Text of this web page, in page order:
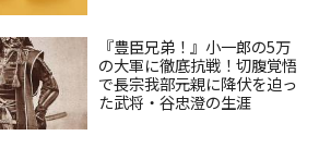
『豊臣兄弟！』小一郎の5万
の大軍に徹底抗戦！切腹覚悟
で長宗我部元親に降伏を迫っ
た武将・谷忠澄の生涯